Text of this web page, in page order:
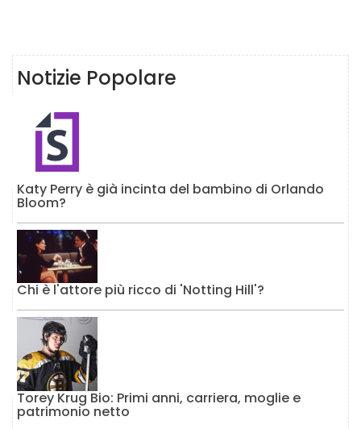
Notizie Popolare
Katy Perry è già incinta del bambino di Orlando
Bloom?
Chi è l'attore più ricco di 'Notting Hill'?
Torey Krug Bio: Primi anni, carriera, moglie e
patrimonio netto